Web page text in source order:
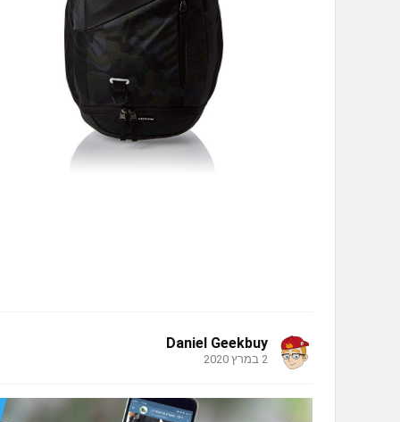
Daniel Geekbuy
2 במרץ 2020